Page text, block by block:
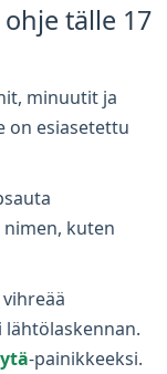
tälle 17
minuutit ja
on esiasetettu
kuten
-painikkeeksi.